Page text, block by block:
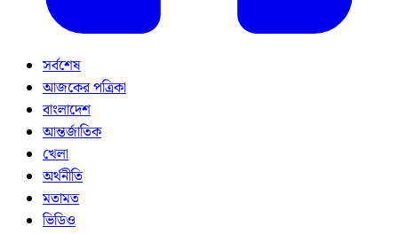
সর্বশেষ
আজকের পত্রিকা
বাংলাদেশ
আন্তর্জাতিক
খেলা
অর্থনীতি
মতামত
ভিডিও